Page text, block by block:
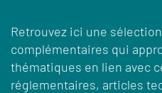
Retrouvez ici une
complémentaires qui
thématiques en lien avec
réglementaires, articles